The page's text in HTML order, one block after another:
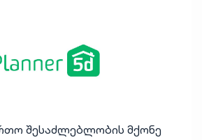
შესაძლებლობის მქონე